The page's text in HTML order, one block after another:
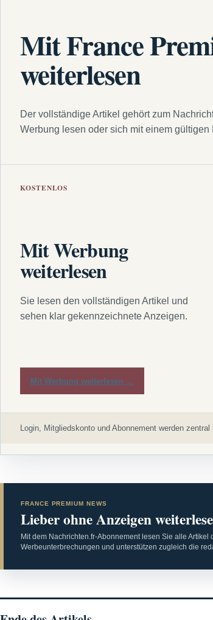
Mit France
weiterlesen
Der vollständige Artikel gehört zum
Werbung lesen oder sich mit einem
KOSTENLOS
Mit Werbung
weiterlesen
Sie lesen den vollständigen Artikel und
sehen klar gekennzeichnete Anzeigen.
Mit Werbung weiterlesen →
Login, Mitgliedskonto und Abonnement werden
FRANCE PREMIUM NEWS
Lieber ohne Anzeigen
Mit dem Nachrichten.fr-Abonnement lesen Sie alle Artikel
Werbeunterbrechungen und unterstützen zugleich die